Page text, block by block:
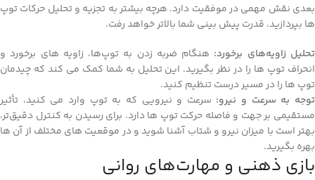
بعدی نقش مهمی در موفقیت دارد. هرچه بیشتر به تجزیه و تحلیل حرکات توپ‌
ها بپردازید، قدرت پیش‌ بینی شما بالاتر خواهد رفت.
تحلیل زاویه‌های برخورد: هنگام ضربه‌ زدن به توپ‌ها، زاویه‌ های برخورد و
انحراف توپ‌ ها را در نظر بگیرید. این تحلیل به شما کمک می‌ کند که چیدمان
توپ‌ ها را در مسیر درست تنظیم کنید.
توجه به سرعت و نیرو: سرعت و نیرویی که به توپ وارد می‌ کنید، تأثیر
مستقیمی بر جهت و فاصله حرکت توپ‌ ها دارد. برای رسیدن به کنترل دقیق‌تر،
بهتر است با میزان نیرو و شتاب آشنا شوید و در موقعیت‌ های مختلف از آن‌ ها
بهره بگیرید.
بازی ذهنی و مهارت‌های روانی